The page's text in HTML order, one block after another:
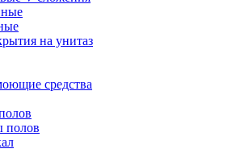
на унитаз
средства
полов